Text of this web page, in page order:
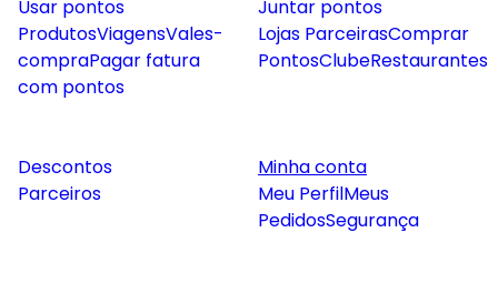
Usar pontos
ProdutosViagensVales-
compraPagar fatura
com pontos
Juntar pontos
Lojas ParceirasComprar
PontosClubeRestaurantes
Descontos
Parceiros
Minha conta
Meu PerfilMeus
PedidosSegurança